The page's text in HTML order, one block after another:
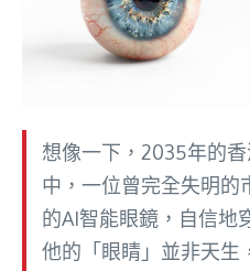
想像一下，2035年的
中，一位曾完全失明的
的AI智能眼鏡，自信地
他的「眼睛」並非天生